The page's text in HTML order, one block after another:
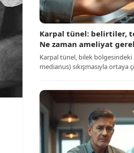
Karpal tünel: belirtiler,
Ne zaman ameliyat
Karpal tünel, bilek
medianus) sıkışmasıyla ortaya